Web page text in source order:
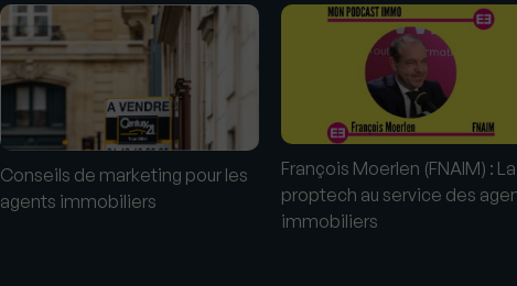
Conseils de marketing pour les
agents immobiliers
François Moerlen (FNAIM) : La
proptech au service des
immobiliers